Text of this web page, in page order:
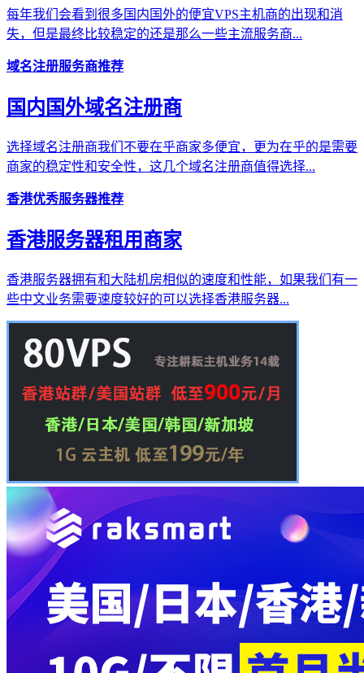
每年我们会看到很多国内国外的便宜VPS主机商的出现和消
失，但是最终比较稳定的还是那么一些主流服务商...
域名注册服务商推荐
国内国外域名注册商
选择域名注册商我们不要在乎商家多便宜，更为在乎的是需要
商家的稳定性和安全性，这几个域名注册商值得选择...
香港优秀服务器推荐
香港服务器租用商家
香港服务器拥有和大陆机房相似的速度和性能，如果我们有一
些中文业务需要速度较好的可以选择香港服务器...